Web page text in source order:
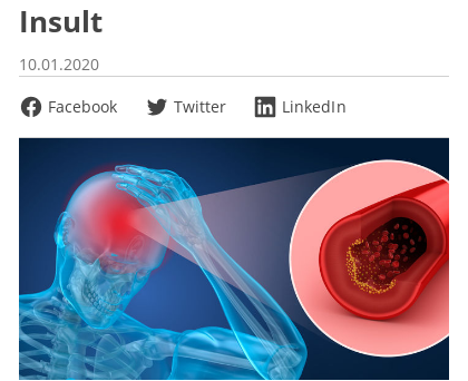
Insult
10.01.2020
Facebook
Twitter LinkedIn